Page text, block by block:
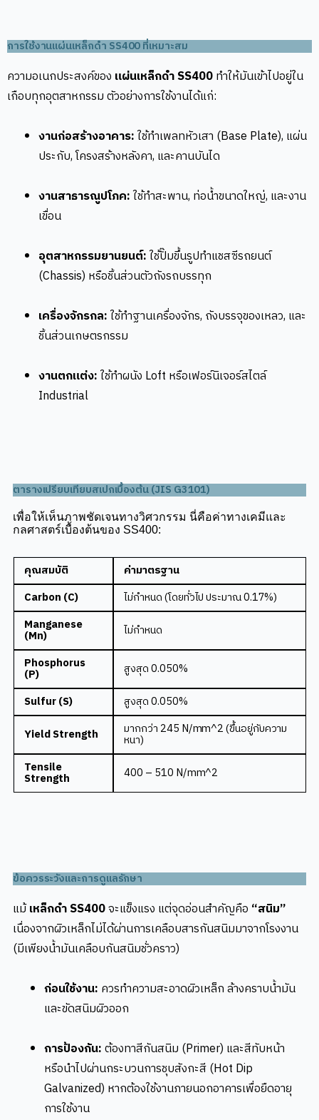
การใช้งานแผ่นเหล็กดำ SS400 ที่เหมาะสม
ความอเนกประสงค์ของ แผ่นเหล็กดำ SS400ทำให้มันเข้าไปอยู่ใน
เกือบทุกอุตสาหกรรม ตัวอย่างการใช้งานได้แก่:
งานก่อสร้างอาคาร:ใช้ทำเพลทหัวเสา (Base Plate), แผ่น
ประกับ, โครงสร้างหลังคา, และคานบันได
งานสาธารณูปโภค:ใช้ทำสะพาน, ท่อน้ำขนาดใหญ่, และงาน
เขื่อน
อุตสาหกรรมยานยนต์:ใช้ปั๊มขึ้นรูปทำแชสซีรถยนต์
(Chassis) หรือชิ้นส่วนตัวถังรถบรรทุก
เครื่องจักรกล:ใช้ทำฐานเครื่องจักร, ถังบรรจุของเหลว, และ
ชิ้นส่วนเกษตรกรรม
งานตกแต่ง:ใช้ทำผนัง Loft หรือเฟอร์นิเจอร์สไตล์
Industrial
ตารางเปรียบเทียบสเปกเบื้องต้น (JIS G3101)
เพื่อให้เห็นภาพชัดเจนทางวิศวกรรม นี่คือค่าทางเคมีและ
กลศาสตร์เบื้องต้นของ SS400:
คุณสมบัติ
ค่ามาตรฐาน
Carbon (C)
ไม่กำหนด (โดยทั่วไป ประมาณ0.17%)
Manganese
(Mn)
ไม่กำหนด
Phosphorus
(P) สูงสุด0.050%
Sulfur (S)
สูงสุด0.050%
Yield Strength
มากกว่า 245 N/mm^2(ขึ้นอยู่กับความ
หนา)
Tensile
Strength 400 – 510 N/mm^2
ข้อควรระวังและการดูแลรักษา
แม้เหล็กดำ SS400จะแข็งแรง แต่จุดอ่อนสำคัญคือ “สนิม”
เนื่องจากผิวเหล็กไม่ได้ผ่านการเคลือบสารกันสนิมมาจากโรงงาน
(มีเพียงน้ำมันเคลือบกันสนิมชั่วคราว)
ก่อนใช้งาน: ควรทำความสะอาดผิวเหล็ก ล้างคราบน้ำมัน
และขัดสนิมผิวออก
การป้องกัน:ต้องทาสีกันสนิม (Primer) และสีทับหน้า
หรือนำไปผ่านกระบวนการชุบสังกะสี (Hot Dip
Galvanized) หากต้องใช้งานภายนอกอาคารเพื่อยืดอายุ
การใช้งาน